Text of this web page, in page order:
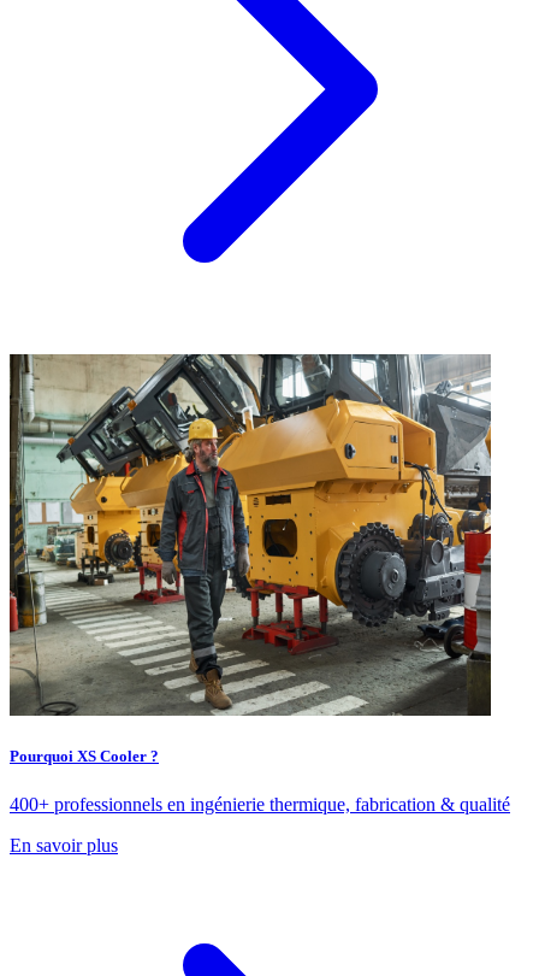
Pourquoi XS Cooler ?
400+ professionnels en ingénierie thermique, fabrication & qualité
En savoir plus